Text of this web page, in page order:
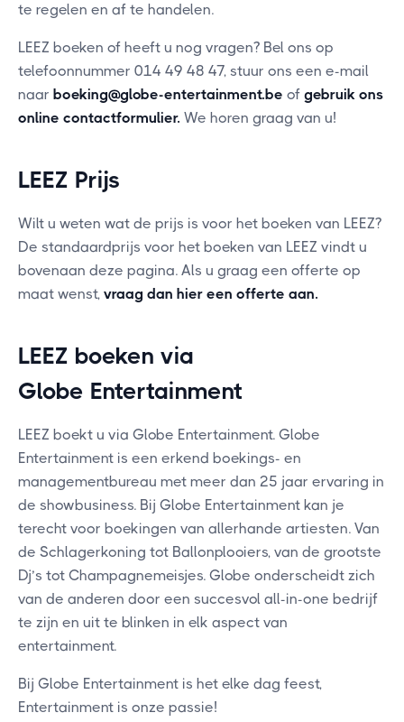
te regelen en af te handelen.
LEEZ boeken of heeft u nog vragen? Bel ons op
telefoonnummer 014 49 48 47, stuur ons een e-mail
naar boeking@globe-entertainment.be of gebruik ons
online contactformulier. We horen graag van u!
LEEZ Prijs
Wilt u weten wat de prijs is voor het boeken van LEEZ?
De standaardprijs voor het boeken van LEEZ vindt u
bovenaan deze pagina. Als u graag een offerte op
maat wenst, vraag dan hier een offerte aan.
LEEZ boeken via
Globe Entertainment
LEEZ boekt u via Globe Entertainment. Globe
Entertainment is een erkend boekings- en
managementbureau met meer dan 25 jaar ervaring in
de showbusiness. Bij Globe Entertainment kan je
terecht voor boekingen van allerhande artiesten. Van
de Schlagerkoning tot Ballonplooiers, van de grootste
Dj’s tot Champagnemeisjes. Globe onderscheidt zich
van de anderen door een succesvol all-in-one bedrijf
te zijn en uit te blinken in elk aspect van
entertainment.
Bij Globe Entertainment is het elke dag feest,
Entertainment is onze passie!